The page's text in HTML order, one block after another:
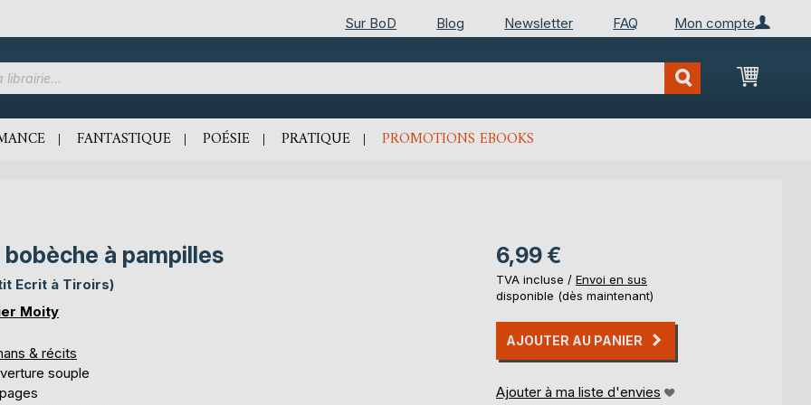
Mon compte
Sur BoD Blog Newsletter FAQ
Mon
FANTASTIQUE POÉSIE PRATIQUE PROMOTIONS EBOOKS
bobèche à pampilles
Ecrit à Tiroirs)
Moity
& récits
souple
6,99 €
TVA incluse / Envoi en sus
disponible (dès maintenant)
AJOUTER AU PANIER
Ajouter à ma liste d'envies